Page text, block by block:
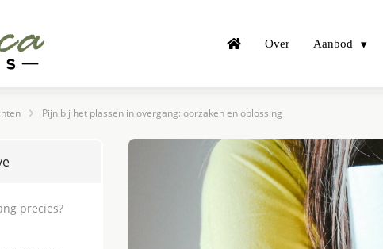
Over Aanbod
Pijn bij het plassen in overgang: oorzaken en oplossing
precies?